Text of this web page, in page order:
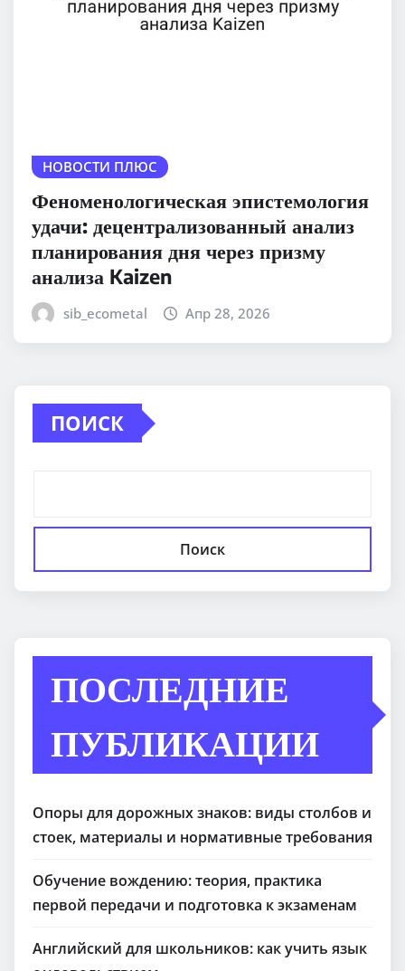
НОВОСТИ ПЛЮС
Феноменологическая эпистемология
удачи: децентрализованный анализ
планирования дня через призму
анализа Kaizen
sib_ecometal Апр 28, 2026
ПОИСК
Поиск
ПОСЛЕДНИЕ
ПУБЛИКАЦИИ
Опоры для дорожных знаков: виды столбов и
стоек, материалы и нормативные требования
Обучение вождению: теория, практика
первой передачи и подготовка к экзаменам
Английский для школьников: как учить язык